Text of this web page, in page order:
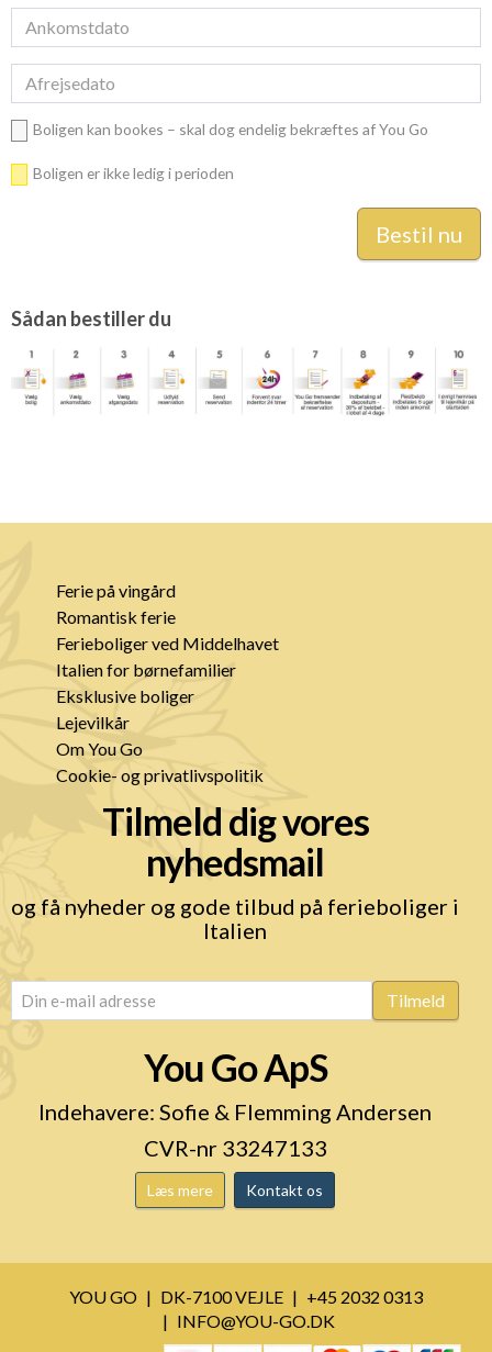
Boligen kan bookes – skal dog endelig bekræftes af You Go
Boligen er ikke ledig i perioden
Sådan bestiller du
Ferie på vingård
Romantisk ferie
Ferieboliger ved Middelhavet
Italien for børnefamilier
Eksklusive boliger
Lejevilkår
Om You Go
Cookie- og privatlivspolitik
Tilmeld dig vores
nyhedsmail
og få nyheder og gode tilbud på ferieboliger i
Italien
email (Påkrævet) Tilmeld
You Go ApS
Indehavere: Sofie & Flemming Andersen
CVR-nr 33247133
Læs mere Kontakt os
YOU GO DK-7100 VEJLE
+45 2032 0313
INFO@YOU-GO.DK